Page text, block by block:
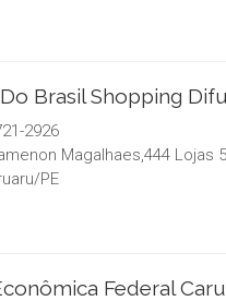
Brasil Shopping
2926
Magalhaes,444 Lojas
/PE
Federal